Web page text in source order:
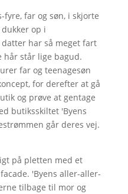
far og søn, i skjorte
op i
har så meget fart
hår står lige bagud.
far og teenagesøn
for derefter at gå
og prøve at gentage
butiksskiltet 'Byens
går deres vej.
på pletten med et
'Byens aller-aller-
tilbage til mor og